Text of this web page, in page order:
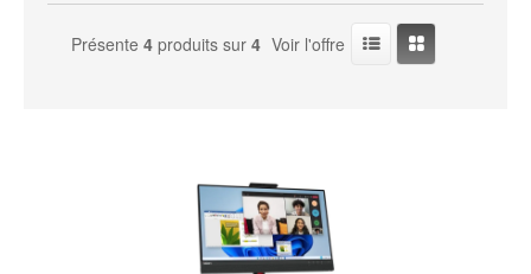
PC portable
Alimentation PC
Présente 4 produits sur 4 Voir l'offre